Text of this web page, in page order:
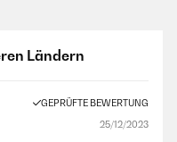
GEPRÜFTE BEWERTUNG
Ländern
GEPRÜFTE BEWERTUNG
25/12/2023